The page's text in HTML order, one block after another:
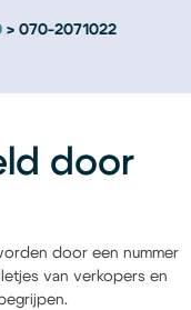
070-2071022
door
door een nummer
van verkopers en